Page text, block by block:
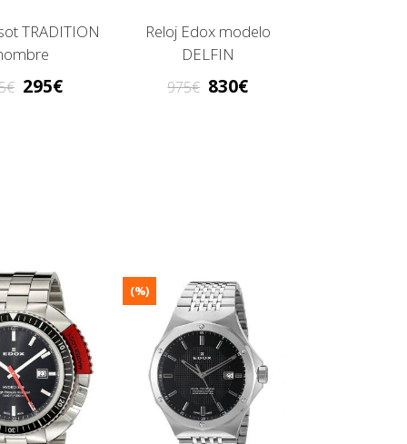
TRADITION
295
Reloj Edox modelo
DELFIN
975 830
(%)